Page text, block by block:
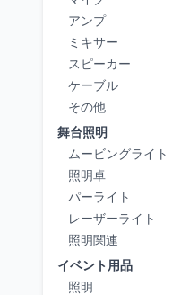
アンプ
ミキサー
スピーカー
ケーブル
その他
舞台照明
ムービングライト
照明卓
パーライト
レーザーライト
照明関連
イベント用品
照明